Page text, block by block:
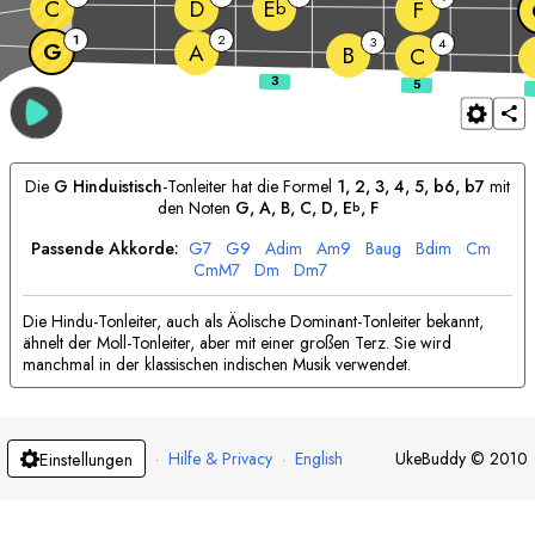
G 1 A 2 B 3 C 4
C D Eb F
Die G Hinduistisch-Tonleiter hat die Formel 1, 2, 3, 4, 5, b6, b7 mit
den Noten G, A, B, C, D, Eb, F
Passende Akkorde: G7 G9 Adim Am9 Baug Bdim Cm
CmM7 Dm Dm7
Die Hindu-Tonleiter, auch als Äolische Dominant-Tonleiter bekannt,
ähnelt der Moll-Tonleiter, aber mit einer großen Terz. Sie wird
manchmal in der klassischen indischen Musik verwendet.
Einstellungen · Hilfe & Privacy · English UkeBuddy © 2010